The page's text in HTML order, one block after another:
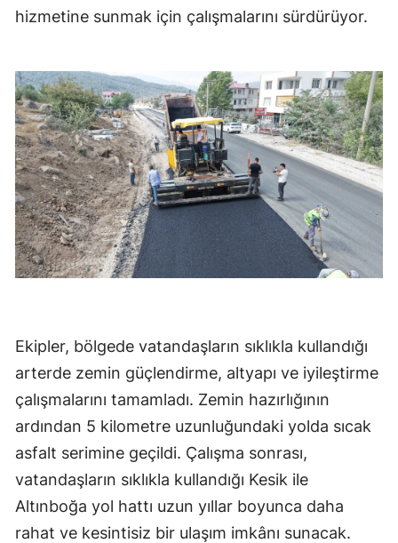
hizmetine sunmak için çalışmalarını sürdürüyor.
Ekipler, bölgede vatandaşların sıklıkla kullandığı
arterde zemin güçlendirme, altyapı ve iyileştirme
çalışmalarını tamamladı. Zemin hazırlığının
ardından 5 kilometre uzunluğundaki yolda sıcak
asfalt serimine geçildi. Çalışma sonrası,
vatandaşların sıklıkla kullandığı Kesik ile
Altınboğa yol hattı uzun yıllar boyunca daha
rahat ve kesintisiz bir ulaşım imkânı sunacak.